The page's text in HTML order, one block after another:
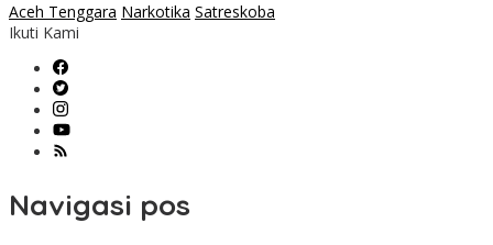
Aceh Tenggara Narkotika Satreskoba
Ikuti Kami
Navigasi pos